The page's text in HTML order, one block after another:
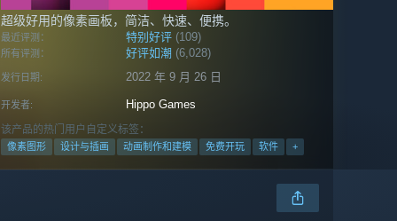
超级好用的像素画板，简洁、快速、便携。
最近评测： 特别好评 (109)
所有评测： 好评如潮 (6,028)
发行日期: 2022 年 9 月 26 日
开发者: Hippo Games
该产品的热门用户自定义标签：
像素图形 设计与插画 动画制作和建模 免费开玩 软件 +